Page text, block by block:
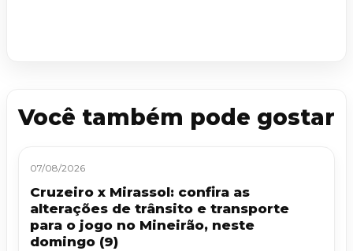
Você também pode gostar
07/08/2026
Cruzeiro x Mirassol: confira as
alterações de trânsito e transporte
para o jogo no Mineirão, neste
domingo (9)